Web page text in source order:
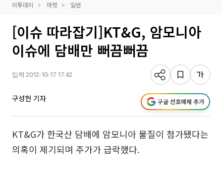
이투데이 마켓 일반
[이슈 따라잡기]KT&G, 암모니아
이슈에 담배만 뻐끔뻐끔
입력 2012-10-17 17:42
구성헌 기자 구글 선호매체 추가
KT&G가 한국산 담배에 암모니아 물질이 첨가됐다는
의혹이 제기되며 주가가 급락했다.